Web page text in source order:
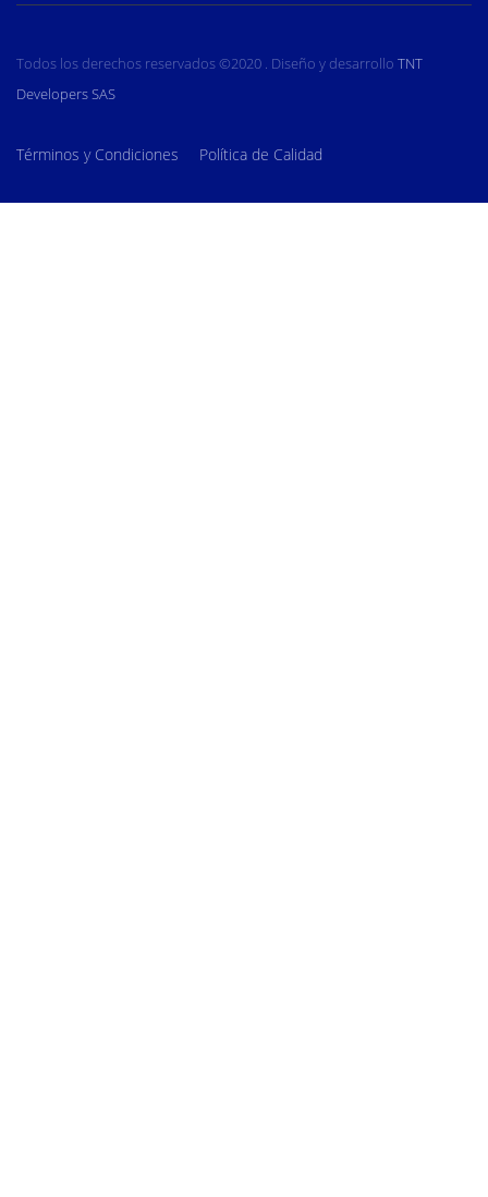
Todos los derechos reservados ©2020 . Diseño y desarrollo TNT
Developers SAS
Términos y Condiciones Política de Calidad